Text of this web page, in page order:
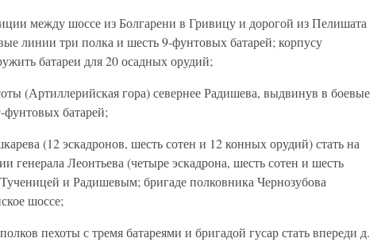
между шоссе из Болгарени в Гривицу и дорогой из Пелишата
линии три полка и шесть 9-фунтовых батарей; корпусу
батареи для 20 осадных орудий;
(Артиллерийская гора) севернее Радишева, выдвинув в боевые
батарей;
(12 эскадронов, шесть сотен и 12 конных орудий) стать на
генерала Леонтьева (четыре эскадрона, шесть сотен и шесть
и Радишевым; бригаде полковника Чернозубова
шоссе;
пехоты с тремя батареями и бригадой гусар стать впереди д.